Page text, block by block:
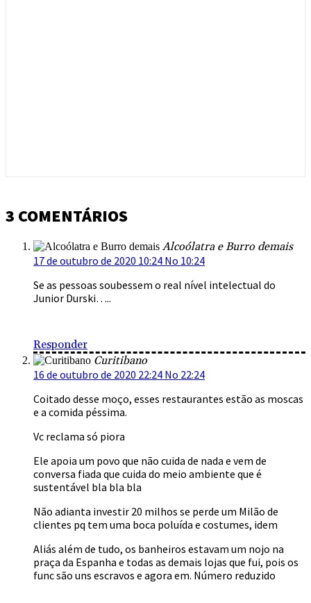
3 COMENTÁRIOS
Alcoólatra e Burro demais
17 de outubro de 2020 10:24 No 10:24
Se as pessoas soubessem o real nível intelectual do
Junior Durski…..
Responder
Curitibano
16 de outubro de 2020 22:24 No 22:24
Coitado desse moço, esses restaurantes estão as moscas
e a comida péssima.
Vc reclama só piora
Ele apoia um povo que não cuida de nada e vem de
conversa fiada que cuida do meio ambiente que é
sustentável bla bla bla
Não adianta investir 20 milhos se perde um Milão de
clientes pq tem uma boca poluída e costumes, idem
Aliás além de tudo, os banheiros estavam um nojo na
praça da Espanha e todas as demais lojas que fui, pois os
func são uns escravos e agora em. Número reduzido